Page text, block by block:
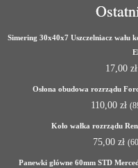
Simering 30x40x7 Uszczelniacz wału
17,00 zł
Osłona obudowa rozrządu
110,00 zł (
Koło wałka rozrządu
75,00 zł (
Panewki główne 60mm STD